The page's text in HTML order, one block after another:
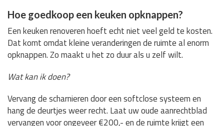
Hoe goedkoop een keuken opknappen?
Een keuken renoveren hoeft echt niet veel geld te kosten.
Dat komt omdat kleine veranderingen de ruimte al enorm
opknappen. Zo maakt u het zo duur als u zelf wilt.
Wat kan ik doen?
Vervang de scharnieren door een softclose systeem en
hang de deurtjes weer recht. Laat uw oude aanrechtblad
vervangen voor ongeveer €200,- en de ruimte krijgt een